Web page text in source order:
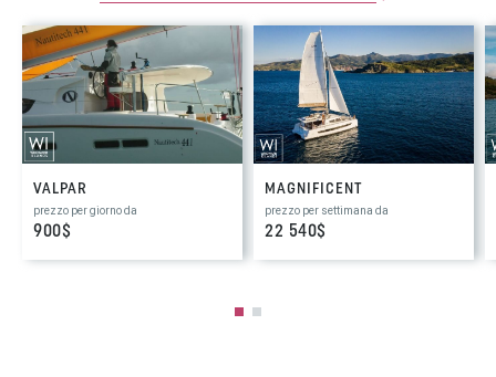
VALPAR
prezzo per giorno da
900$
MAGNIFICENT
prezzo per settimana da
22 540$